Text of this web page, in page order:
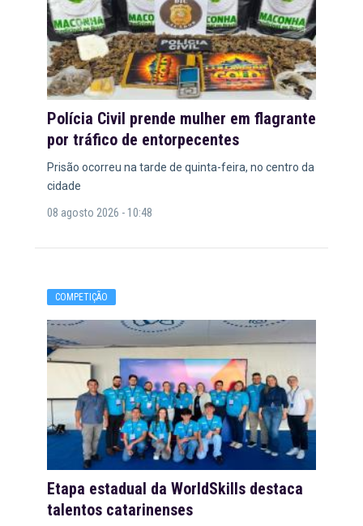
Polícia Civil prende mulher em flagrante
por tráfico de entorpecentes
Prisão ocorreu na tarde de quinta-feira, no centro da
cidade
08 agosto 2026 - 10:48
COMPETIÇÃO
Etapa estadual da WorldSkills destaca
talentos catarinenses